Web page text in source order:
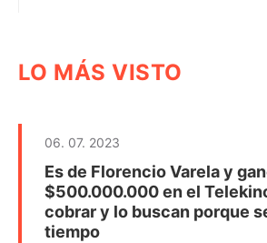
LO MÁS VISTO
06. 07. 2023
Es de Florencio Varela y
$500.000.000 en el
cobrar y lo buscan porque
tiempo